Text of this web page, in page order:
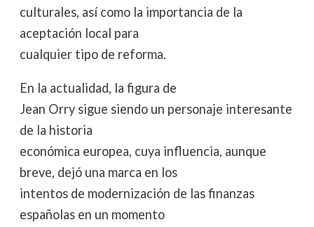
culturales, así como la importancia de la
aceptación local para
cualquier tipo de reforma.
En la actualidad, la figura de
Jean Orry sigue siendo un personaje interesante
de la historia
económica europea, cuya influencia, aunque
breve, dejó una marca en los
intentos de modernización de las finanzas
españolas en un momento